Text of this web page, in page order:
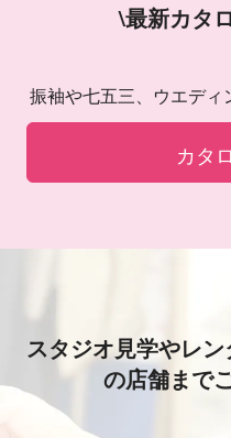
\最新カタ
振袖や七五三、ウエデ
カタ
スタジオ見学やレン
の店舗まで